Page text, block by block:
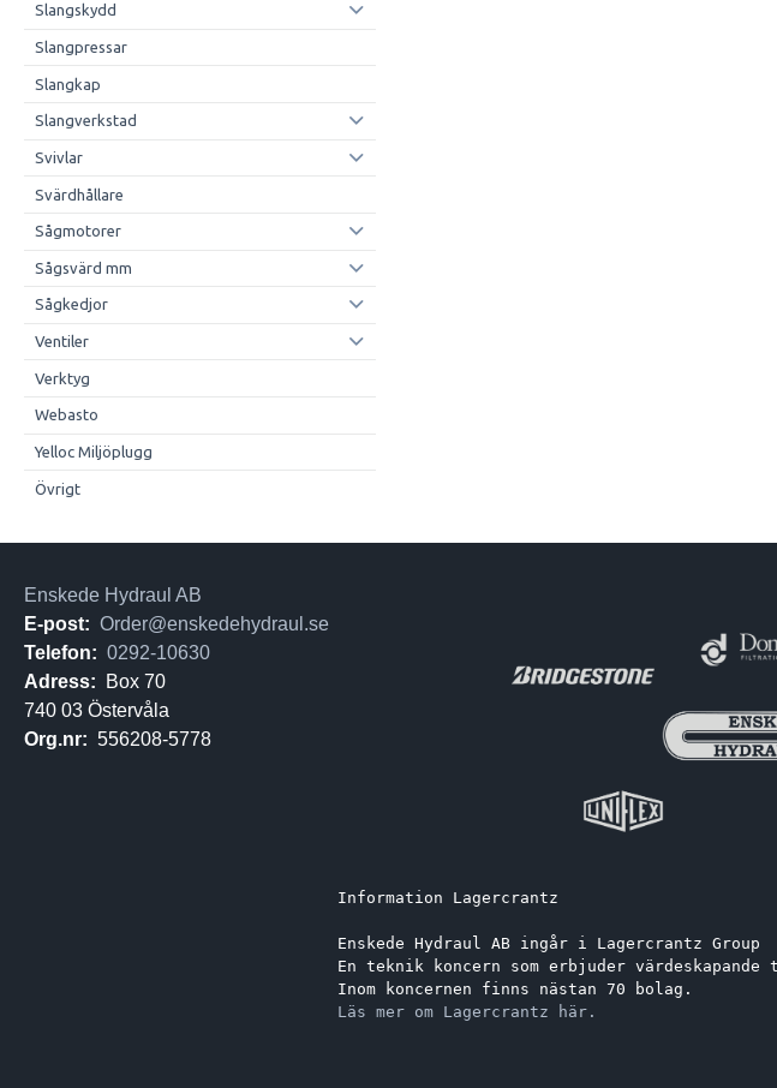
Slangskydd
Slangpressar
Slangkap
Slangverkstad
Svivlar
Svärdhållare
Sågmotorer
Sågsvärd mm
Sågkedjor
Ventiler
Verktyg
Webasto
Yelloc Miljöplugg
Övrigt
Information Lagercrantz
Enskede Hydraul AB ingår i Lagercrantz Group
En teknik koncern som erbjuder
Inom koncernen finns nästan 70 bolag.
Läs mer om Lagercrantz här.
Enskede Hydraul AB
E-post: Order@enskedehydraul.se
Telefon: 0292-10630
Adress:
Box 70
740 03 Östervåla
Org.nr: 556208-5778